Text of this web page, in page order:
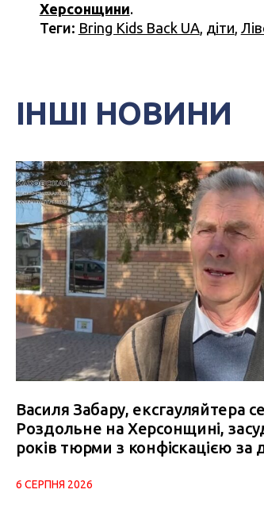
Херсонщини.
Теги: Bring Kids Back UA, діти,
ІНШІ НОВИНИ
Василя Забару, ексгауляйтера
Роздольне на Херсонщині,
років тюрми з конфіскацією за
6 СЕРПНЯ 2026